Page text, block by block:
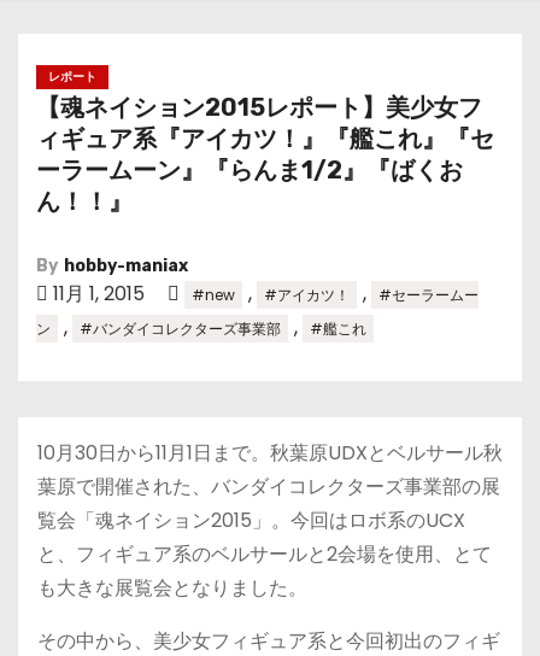
レポート
【魂ネイション2015レポート】美少女フ
ィギュア系『アイカツ！』『艦これ』『セ
ーラームーン』『らんま1/2』『ばくお
ん！！』
By hobby-maniax
11月 1, 2015 #new , #アイカツ！ ,
#セーラームー
ン
, #バンダイコレクターズ事業部 , #艦これ
10月30日から11月1日まで。秋葉原UDXとベルサール秋
葉原で開催された、バンダイコレクターズ事業部の展
覧会「魂ネイション2015」。今回はロボ系のUCX
と、フィギュア系のベルサールと2会場を使用、とて
も大きな展覧会となりました。
その中から、美少女フィギュア系と今回初出のフィギ